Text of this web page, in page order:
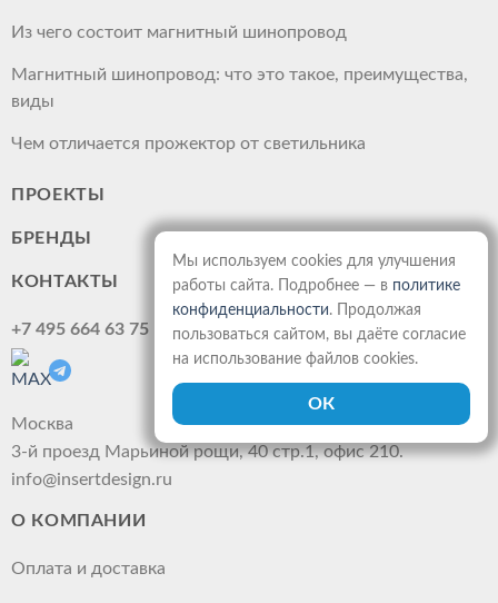
Из чего состоит магнитный шинопровод
Магнитный шинопровод: что это такое, преимущества,
виды
Чем отличается прожектор от светильника
ПРОЕКТЫ
БРЕНДЫ
КОНТАКТЫ
+7 495 664 63 75
Москва
3-й проезд Марьиной рощи, 40 стр.1, офис 210.
info@insertdesign.ru
О КОМПАНИИ
Оплата и доставка
Мы используем cookies для улучшения
работы сайта. Подробнее — в политике
конфиденциальности. Продолжая
пользоваться сайтом, вы даёте согласие
на использование файлов cookies.